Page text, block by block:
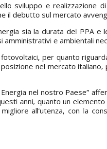
sviluppo e realizzazione
il debutto sul mercato
sia la durata del PPA
amministrativi e ambientali
per quanto
nel mercato
nel nostro Paese”
anni, quanto un
all’utenza, con la